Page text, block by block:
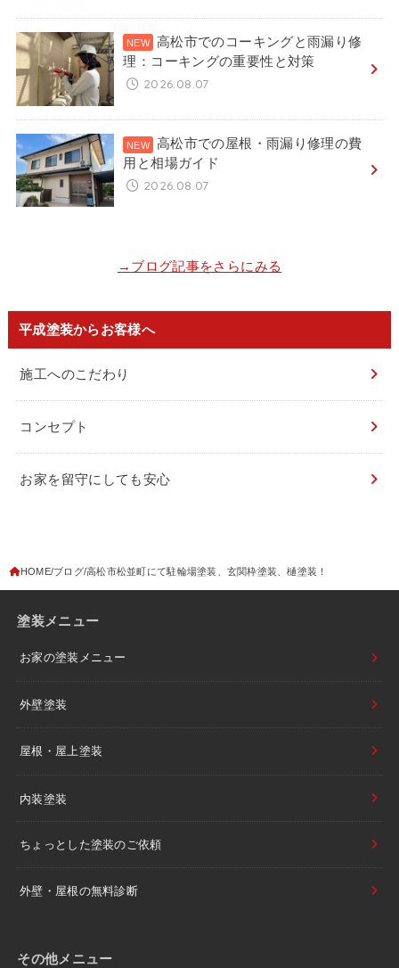
高松市でのコーキングと雨漏り修
理：コーキングの重要性と対策
2026.08.07
高松市での屋根・雨漏り修理の費
用と相場ガイド
2026.08.07
→ブログ記事をさらにみる
平成塗装からお客様へ
施工へのこだわり
コンセプト
お家を留守にしても安心
HOME ブログ 高松市松並町にて駐輪場塗装、玄関枠塗装、樋塗装！
塗装メニュー
お家の塗装メニュー
外壁塗装
屋根・屋上塗装
内装塗装
ちょっとした塗装のご依頼
外壁・屋根の無料診断
その他メニュー